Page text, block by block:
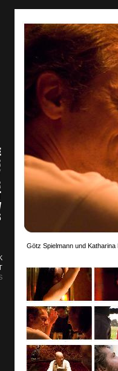
Götz Spielmann und